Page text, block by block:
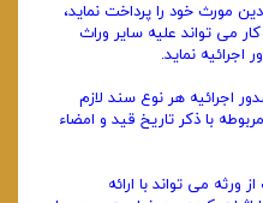
مورث خود را پرداخت نماید،
می‌ تواند علیه سایر وراث
نماید.
اجرائیه هر نوع سند لازم‌
با ذکر تاریخ قید و امضاء
می‌ تواند با ارائه